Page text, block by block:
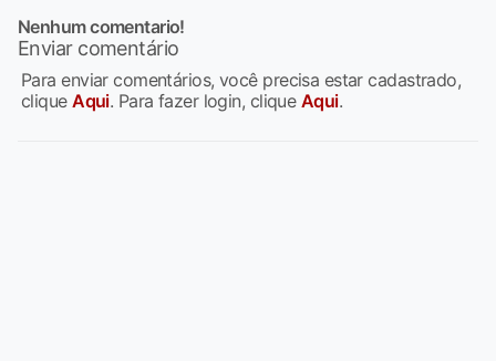
Nenhum comentario!
Enviar comentário
Para enviar comentários, você precisa estar cadastrado,
cliqueAqui. Para fazer login, clique Aqui.